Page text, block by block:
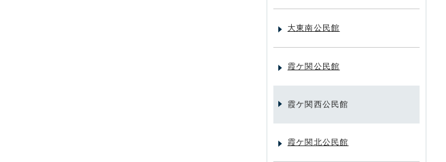
大東南公民館
霞ケ関公民館
霞ケ関西公民館
霞ケ関北公民館